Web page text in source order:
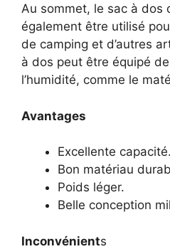
Au sommet, le sac à dos
également être utilisé
de camping et d’autres
à dos peut être équipé
l’humidité, comme le
Avantages
Excellente capacité.
Bon matériau
Poids léger.
Belle conception
Inconvénients